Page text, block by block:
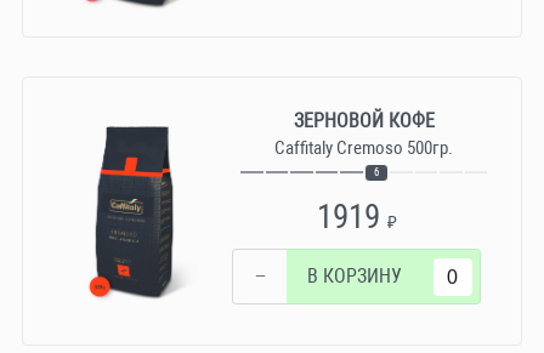
ЗЕРНОВОЙ КОФЕ
Caffitaly Cremoso 500гр.
6
1919 ₽
− В КОРЗИНУ